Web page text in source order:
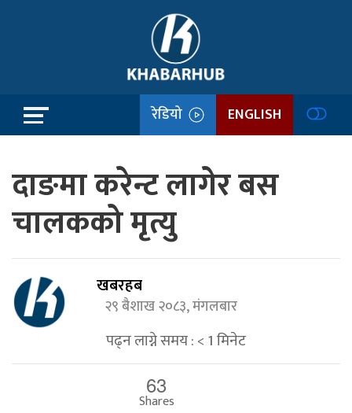
रेडियो ENGLISH
दाङमा करेन्ट लागेर बस
चालकको मृत्यु
खबरहब
२९ बैशाख २०८३, मंगलबार
पढ्न लाग्ने समय :< 1मिनेट
63
Shares